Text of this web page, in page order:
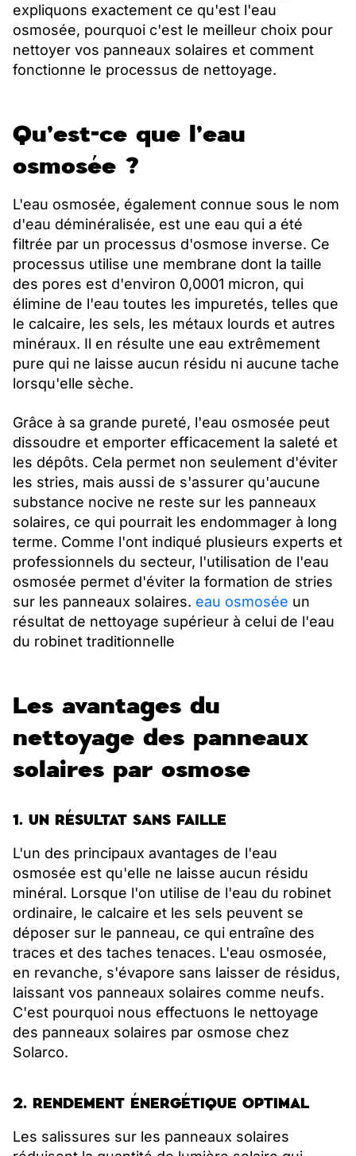
expliquons exactement ce qu'est l'eau
osmosée, pourquoi c'est le meilleur choix pour
nettoyer vos panneaux solaires et comment
fonctionne le processus de nettoyage.
Qu'est-ce que l'eau
osmosée ?
L'eau osmosée, également connue sous le nom
d'eau déminéralisée, est une eau qui a été
filtrée par un processus d'osmose inverse. Ce
processus utilise une membrane dont la taille
des pores est d'environ 0,0001 micron, qui
élimine de l'eau toutes les impuretés, telles que
le calcaire, les sels, les métaux lourds et autres
minéraux. Il en résulte une eau extrêmement
pure qui ne laisse aucun résidu ni aucune tache
lorsqu'elle sèche.
Grâce à sa grande pureté, l'eau osmosée peut
dissoudre et emporter efficacement la saleté et
les dépôts. Cela permet non seulement d'éviter
les stries, mais aussi de s'assurer qu'aucune
substance nocive ne reste sur les panneaux
solaires, ce qui pourrait les endommager à long
terme. Comme l'ont indiqué plusieurs experts et
professionnels du secteur, l'utilisation de l'eau
osmosée permet d'éviter la formation de stries
sur les panneaux solaires. eau osmosée un
résultat de nettoyage supérieur à celui de l'eau
du robinet traditionnelle
Les avantages du
nettoyage des panneaux
solaires par osmose
1. UN RÉSULTAT SANS FAILLE
L'un des principaux avantages de l'eau
osmosée est qu'elle ne laisse aucun résidu
minéral. Lorsque l'on utilise de l'eau du robinet
ordinaire, le calcaire et les sels peuvent se
déposer sur le panneau, ce qui entraîne des
traces et des taches tenaces. L'eau osmosée,
en revanche, s'évapore sans laisser de résidus,
laissant vos panneaux solaires comme neufs.
C'est pourquoi nous effectuons le nettoyage
des panneaux solaires par osmose chez
Solarco.
2. RENDEMENT ÉNERGÉTIQUE OPTIMAL
Les salissures sur les panneaux solaires